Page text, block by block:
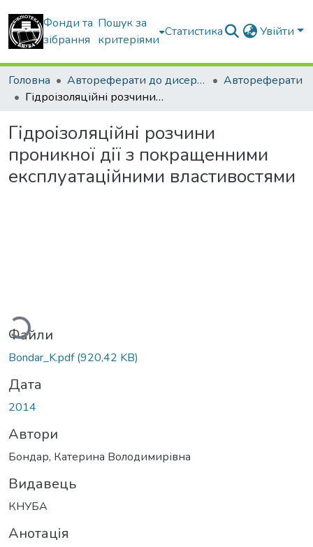
Фонди та
зібрання
Пошук за
критеріями
Статистика Увійти
Головна Автореферати до дисертацій
Автореферати
Гідроізоляційні розчини проникної дії з покращенними експлуатаційними властивостями
Гідроізоляційні розчини
проникної дії з покращенними
експлуатаційними властивостями
Файли
Bondar_K.pdf(920,42 KB)
Дата
2014
Автори
Бондар, Катерина Володимирівна
Видавець
КНУБА
Анотація